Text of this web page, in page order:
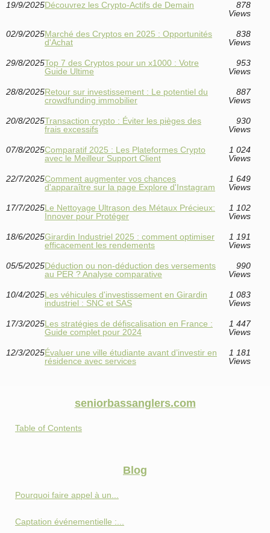
19/9/2025Découvrez les Crypto-Actifs de Demain
878
Views
02/9/2025Marché des Cryptos en 2025 : Opportunités
d'Achat
838
Views
29/8/2025Top 7 des Cryptos pour un x1000 : Votre
Guide Ultime
953
Views
28/8/2025Retour sur investissement : Le potentiel du
crowdfunding immobilier
887
Views
20/8/2025Transaction crypto : Éviter les pièges des
frais excessifs
930
Views
07/8/2025Comparatif 2025 : Les Plateformes Crypto
avec le Meilleur Support Client
1 024
Views
22/7/2025Comment augmenter vos chances
d'apparaître sur la page Explore d'Instagram
1 649
Views
17/7/2025Le Nettoyage Ultrason des Métaux Précieux:
Innover pour Protéger
1 102
Views
18/6/2025Girardin Industriel 2025 : comment optimiser
efficacement les rendements
1 191
Views
05/5/2025Déduction ou non-déduction des versements
au PER ? Analyse comparative
990
Views
10/4/2025Les véhicules d'investissement en Girardin
industriel : SNC et SAS
1 083
Views
17/3/2025Les stratégies de défiscalisation en France :
Guide complet pour 2024
1 447
Views
12/3/2025Évaluer une ville étudiante avant d’investir en
résidence avec services
1 181
Views
seniorbassanglers.com
Table of Contents
Blog
Pourquoi faire appel à un...
Captation événementielle :...